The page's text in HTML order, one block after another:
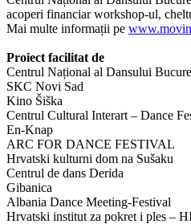
acoperi financiar workshop-ul,
Mai multe informații pe
Proiect facilitat de
Centrul Național al Dansului
SKC Novi Sad
Kino Šiška
Centrul Cultural Interart – Dance
En-Knap
ARC FOR DANCE FESTIVAL
Hrvatski kulturni dom na Sušaku
Centrul de dans Derida
Gibanica
Albania Dance Meeting-Festival
Hrvatski institut za pokret i ples –